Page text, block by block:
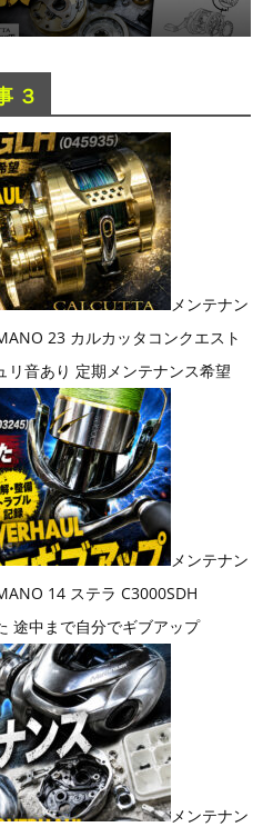
３
メンテナン
23 カルカッタコンクエスト
リ音あり 定期メンテナンス希望
メンテナン
14 ステラ C3000SDH
途中まで自分でギブアップ
メンテナン